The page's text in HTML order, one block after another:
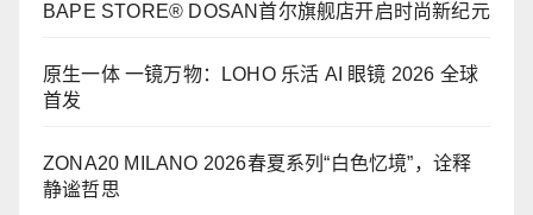
BAPE STORE® DOSAN首尔旗舰店开启时尚新纪元
原生一体 一镜万物：LOHO 乐活 AI 眼镜 2026 全球
首发
ZONA20 MILANO 2026春夏系列“白色忆境”，诠释
静谧哲思